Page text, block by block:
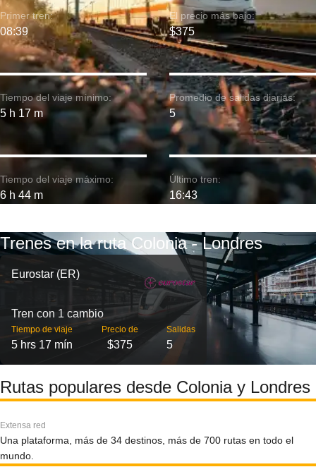
Tiempo del viaje mínimo:
5 h 17 m
Primer tren:
08:39
Tiempo del viaje máximo:
6 h 44 m
El precio más bajo:
$375
Promedio de salidas diarias:
5
Último tren:
16:43
Trenes en la ruta Colonia - Londres
Eurostar (ER)
Tren con 1 cambio
Tiempo de viaje
5 hrs 17 mín
Precio de
$375
Salidas
5
Rutas populares desde Colonia y Londres
Extensa red
Una plataforma, más de 34 destinos, más de 700 rutas en todo el
mundo.